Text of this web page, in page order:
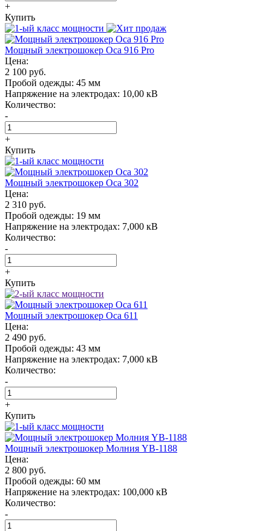
+
Купить
Мощный электрошокер Oса 916 Pro
Цена:
2 100 руб.
Пробой одежды: 45 мм
Напряжение на электродах: 10,00 кВ
Количество:
-
+
Купить
Мощный электрошокер Oса 302
Цена:
2 310 руб.
Пробой одежды: 19 мм
Напряжение на электродах: 7,000 кВ
Количество:
-
+
Купить
Мощный электрошокер Oса 611
Цена:
2 490 руб.
Пробой одежды: 43 мм
Напряжение на электродах: 7,000 кВ
Количество:
-
+
Купить
Мощный электрошокер Молния YB-1188
Цена:
2 800 руб.
Пробой одежды: 60 мм
Напряжение на электродах: 100,000 кВ
Количество:
-